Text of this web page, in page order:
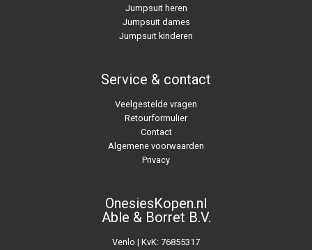
Jumpsuit heren
Jumpsuit dames
Jumpsuit kinderen
Service & contact
Veelgestelde vragen
Retourformulier
Contact
Algemene voorwaarden
Privacy
OnesiesKopen.nl
Able & Borret B.V.
Venlo | KvK: 76855317